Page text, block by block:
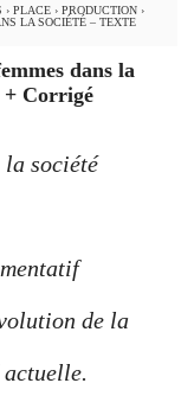
› PLACE › PRODUCTION ›
LA SOCIÉTÉ – TEXTE
dans la
+ Corrigé
la société
de la
actuelle.